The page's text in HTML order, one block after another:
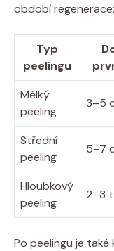
období regenerace:
Typ
peelingu
Mělký
peeling
3–5
Střední
peeling
5–7
Hloubkový
peeling
2–3
Po peelingu je